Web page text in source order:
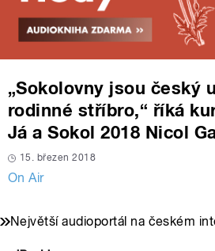
„Sokolovny jsou český
rodinné stříbro,“ říká
Já a Sokol 2018 Nicol
15. březen 2018
On Air
Největší audioportál na českém